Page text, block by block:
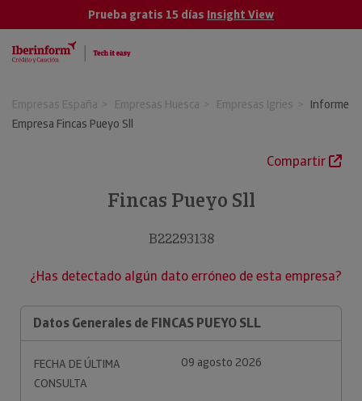
Prueba gratis 15 días Insight View
Empresas España Empresas Huesca Empresas Igries
Informe
Empresa Fincas Pueyo Sll
Compartir
Fincas Pueyo Sll
B22293138
¿Has detectado algún dato erróneo de esta empresa?
Datos Generales de FINCAS PUEYO SLL
FECHA DE ÚLTIMA
CONSULTA
09 agosto 2026